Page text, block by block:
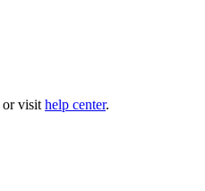
or visit help center.